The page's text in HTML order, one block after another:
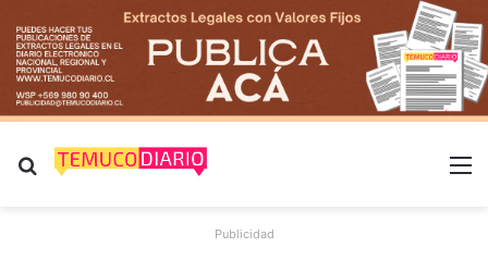
Buscar por
Publicidad